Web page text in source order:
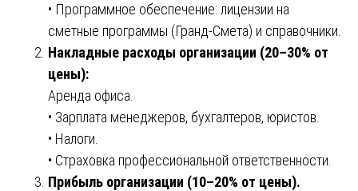
• Программное обеспечение: лицензии на
сметные программы (Гранд-Смета) и справочники.
Накладные расходы организации (20–30% от
цены):
Аренда офиса.
• Зарплата менеджеров, бухгалтеров, юристов.
• Налоги.
• Страховка профессиональной ответственности.
Прибыль организации (10–20% от цены).